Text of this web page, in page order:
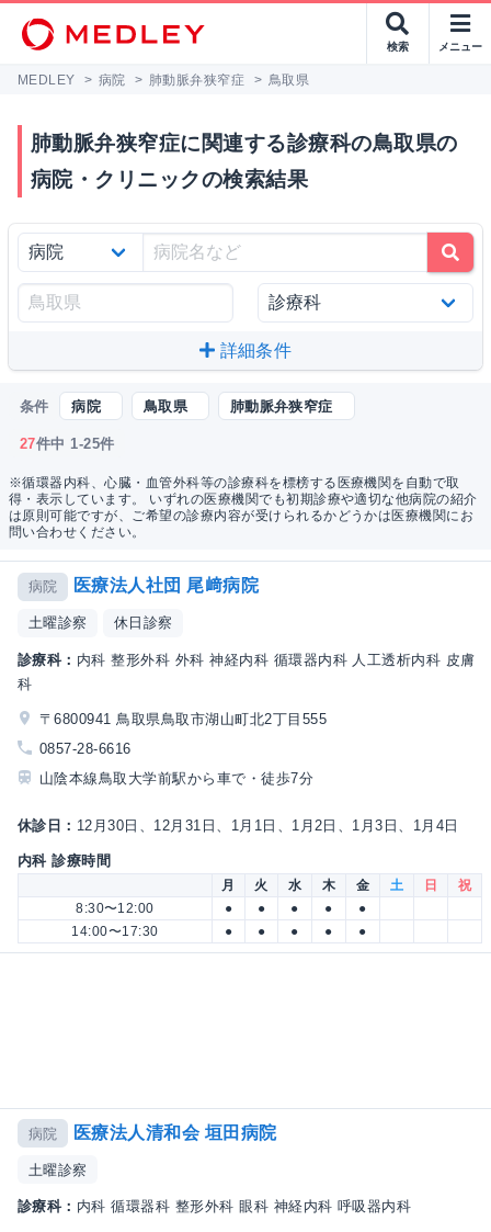
検索 メニュー
MEDLEY > 病院 > 肺動脈弁狭窄症 > 鳥取県
肺動脈弁狭窄症に関連する診療科の鳥取県の
病院・クリニックの検索結果
詳細条件
条件 病院 鳥取県 肺動脈弁狭窄症
27件中 1-25件
※循環器内科、心臓・血管外科等の診療科を標榜する医療機関を自動で取
得・表示しています。 いずれの医療機関でも初期診療や適切な他病院の紹介
は原則可能ですが、ご希望の診療内容が受けられるかどうかは医療機関にお
問い合わせください。
病院 医療法人社団 尾﨑病院
土曜診察 休日診察
診療科： 内科 整形外科 外科 神経内科 循環器内科 人工透析内科 皮膚
科
〒6800941 鳥取県鳥取市湖山町北2丁目555
0857-28-6616
山陰本線鳥取大学前駅から車で・徒歩7分
休診日： 12月30日、12月31日、1月1日、1月2日、1月3日、1月4日
内科 診療時間
月 火 水 木 金 土 日
祝
8:30〜12:00
● ● ● ●
●
14:00〜17:30
● ● ● ● ●
病院 医療法人清和会 垣田病院
土曜診察
診療科： 内科 循環器科 整形外科 眼科 神経内科 呼吸器内科